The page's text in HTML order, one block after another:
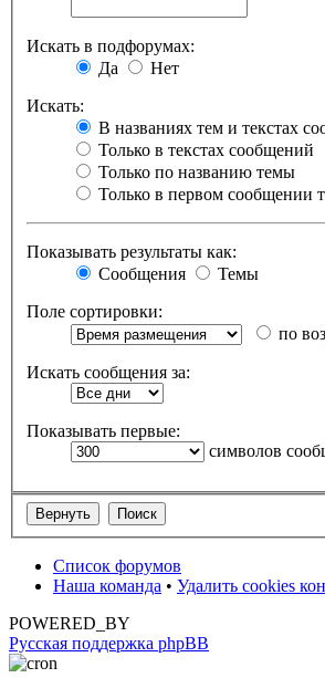
Искать в подфорумах:
Да
Нет
Искать:
В названиях тем и текстах
Только в текстах сообщений
Только по названию темы
Только в первом сообщении
Показывать результаты как:
Сообщения
Темы
Поле сортировки:
по
Искать сообщения за:
Показывать первые:
символов
Список форумов
Наша команда • Удалить cookies
POWERED_BY
Русская поддержка phpBB